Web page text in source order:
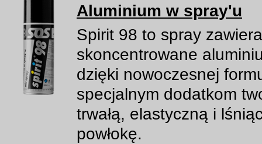
Aluminium w spray'u
Spirit 98 to spray
skoncentrowane
dzięki nowoczesnej
specjalnym dodatkom
trwałą, elastyczną i
powłokę.